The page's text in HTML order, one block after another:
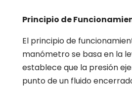
Principio de
El principio de
manómetro se basa en la
establece que la presión
punto de un fluido